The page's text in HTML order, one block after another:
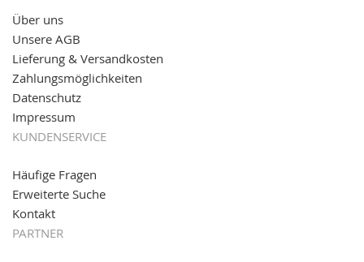
11.08.2016: Gerade entsteht unser "neuer"
Partnershop
Online-Shop für einfaches Transportieren. Einfach
reinschauen...
Über uns
Unsere AGB
Lieferung & Versandkosten
Zahlungsmöglichkeiten
Datenschutz
Impressum
KUNDENSERVICE
Häufige Fragen
Erweiterte Suche
Kontakt
PARTNER